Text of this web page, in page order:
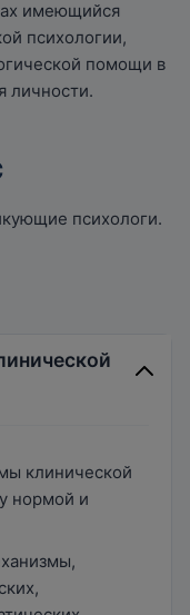
имеющийся
психологии,
помощи в
личности.
психологи.
клинической
нормой и